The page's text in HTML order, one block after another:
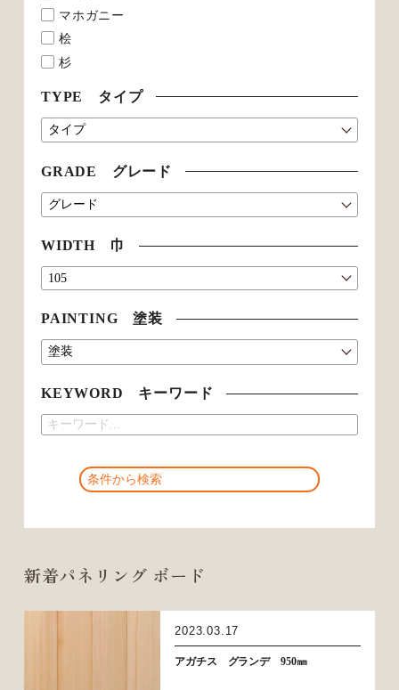
マホガニー
桧
杉
TYPE タイプ
GRADE グレード
WIDTH 巾
PAINTING 塗装
KEYWORD キーワード
新着パネリング ボード
2023.03.17
アガチス グランデ 950㎜